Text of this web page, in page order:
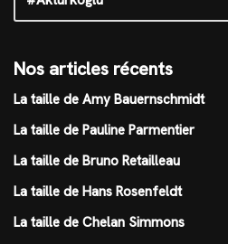
Nos articles récents
La taille de Amy Bauernschmidt
La taille de Pauline Parmentier
La taille de Bruno Retailleau
La taille de Hans Rosenfeldt
La taille de Chelan Simmons